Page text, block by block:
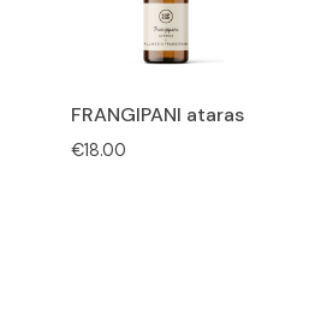
FRANGIPANI ataras
€18.00